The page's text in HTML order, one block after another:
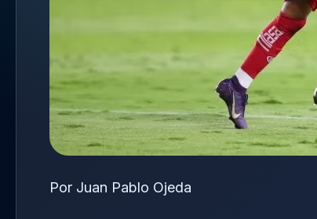
Por Juan Pablo Ojeda